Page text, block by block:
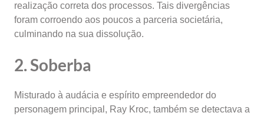
realização correta dos processos. Tais divergências
foram corroendo aos poucos a parceria societária,
culminando na sua dissolução.
2. Soberba
Misturado à audácia e espírito empreendedor do
personagem principal, Ray Kroc, também se detectava a